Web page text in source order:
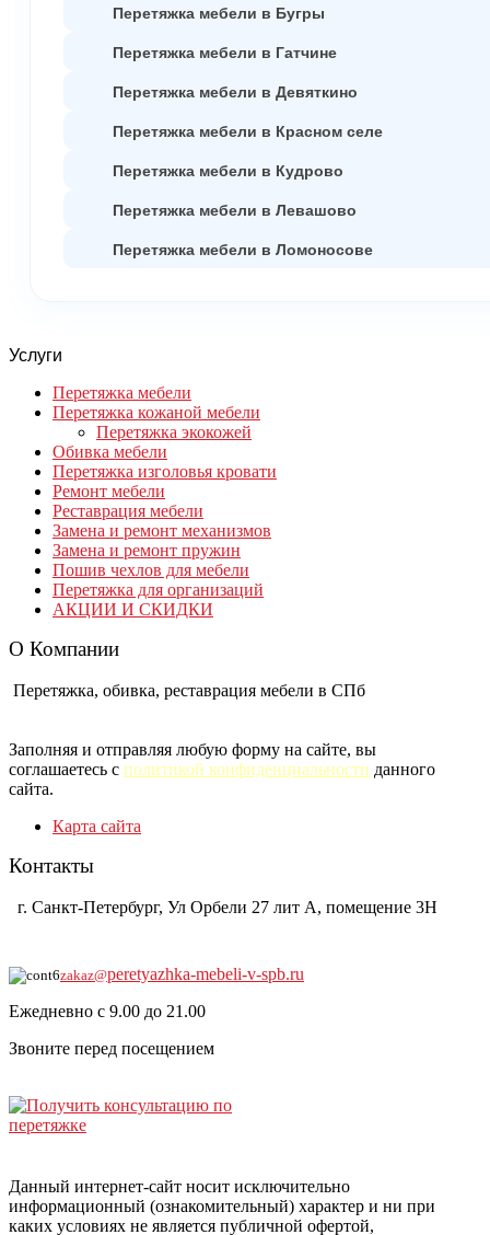
Перетяжка мебели в Бугры
Перетяжка мебели в Гатчине
Перетяжка мебели в Девяткино
Перетяжка мебели в Красном селе
Перетяжка мебели в Кудрово
Перетяжка мебели в Левашово
Перетяжка мебели в Ломоносове
Услуги
Перетяжка мебели
Перетяжка кожаной мебели
Перетяжка экокожей
Обивка мебели
Перетяжка изголовья кровати
Ремонт мебели
Реставрация мебели
Замена и ремонт механизмов
Замена и ремонт пружин
Пошив чехлов для мебели
Перетяжка для организаций
АКЦИИ И СКИДКИ
О Компании
Перетяжка, обивка, реставрация мебели в СПб
Заполняя и отправляя любую форму на сайте, вы
соглашаетесь с политикой конфиденциальности данного
сайта.
Карта сайта
Контакты
г. Санкт-Петербург, Ул Орбели 27 лит А, помещение 3Н
zakaz@peretyazhka-mebeli-v-spb.ru
Ежедневно с 9.00 до 21.00
Звоните перед посещением
Данный интернет-сайт носит исключительно
информационный (ознакомительный) характер и ни при
каких условиях не является публичной офертой,